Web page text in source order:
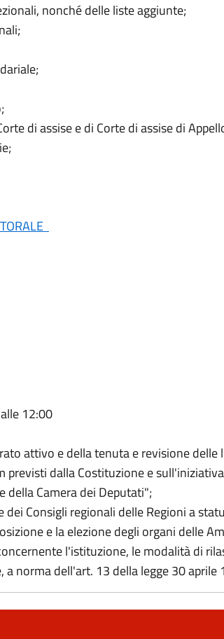
nonché delle liste aggiunte;
di assise e di Corte di assise di
12:00
attivo e della tenuta e revisione delle
dalla Costituzione e
della Camera dei Deputati";
Consigli regionali delle Regioni a
e la elezione degli organi delle
l'istituzione, le modalità di
norma dell'art. 13 della legge 30 aprile